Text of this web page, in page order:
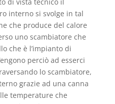
di vista tecnico il
interno si svolge in tal
che produce del calore
uno scambiatore che
che è l’impianto di
perciò ad esserci
lo scambiatore,
grazie ad una canna
temperature che